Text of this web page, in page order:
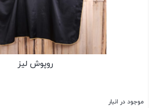
روپوش لیز
موجود در انبار